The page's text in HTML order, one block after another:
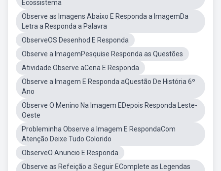
Ecossistema
Observe as Imagens Abaixo E Responda a ImagemDa
Letra a Responda a Palavra
ObserveOS Desenhod E Responda
Observe a ImagemPesquise Responda as Questões
Atividade Observe aCena E Responda
Observe a Imagem E Responda aQuestão De História 6º
Ano
Observe O Menino Na Imagem EDepois Responda Leste-
Oeste
Probleminha Observe a Imagem E RespondaCom
Atenção Deixe Tudo Colorido
ObserveO Anuncio E Responda
Observe as Refeição a Seguir EComplete as Legendas